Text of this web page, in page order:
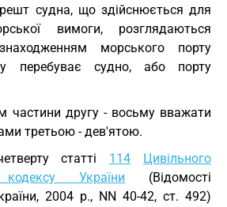
судна, що здійснюється для
вимоги, розглядаються
морського порту
перебуває судно, або порту
частини другу - восьму вважати
третьою - дев'ятою.
статті 114
Цивільного
кодексу України (Відомості
2004 р., NN 40-42, ст. 492)